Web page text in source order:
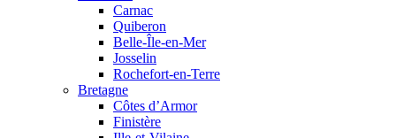
Carnac
Quiberon
Belle-Île-en-Mer
Josselin
Rochefort-en-Terre
Bretagne
Côtes d’Armor
Finistère